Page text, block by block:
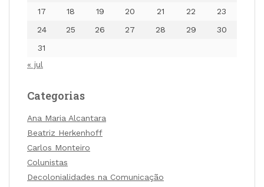
17
18 19 20 21 22
23
24
25 26 27 28 29
30
31
« jul
Categorias
Ana Maria Alcantara
Beatriz Herkenhoff
Carlos Monteiro
Colunistas
Decolonialidades na Comunicação